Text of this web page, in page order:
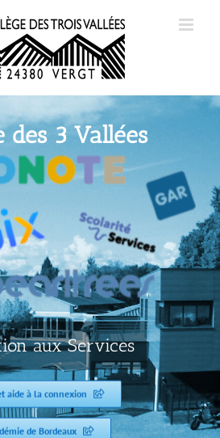
des 3 Vallées
aux Services
aide à la connexion
de Bordeaux